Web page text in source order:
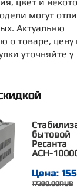
могут
Актуальню
о товаре, цену
уточняйте у
бытовой
Ресанта
АСН-
Цена:
17290.00RUB